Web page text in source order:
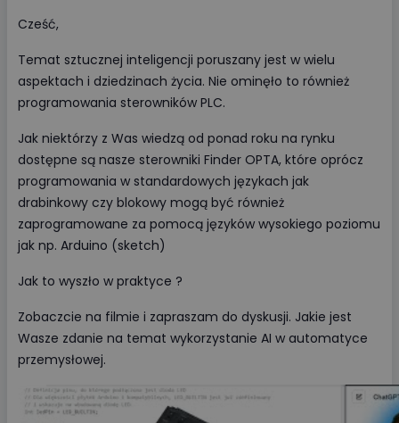
Cześć,
Temat sztucznej inteligencji poruszany jest w wielu
aspektach i dziedzinach życia. Nie ominęło to również
programowania sterowników PLC.
Jak niektórzy z Was wiedzą od ponad roku na rynku
dostępne są nasze sterowniki Finder OPTA, które oprócz
programowania w standardowych językach jak
drabinkowy czy blokowy mogą być również
zaprogramowane za pomocą języków wysokiego poziomu
jak np. Arduino (sketch)
Jak to wyszło w praktyce ?
Zobaczcie na filmie i zapraszam do dyskusji. Jakie jest
Wasze zdanie na temat wykorzystanie AI w automatyce
przemysłowej.